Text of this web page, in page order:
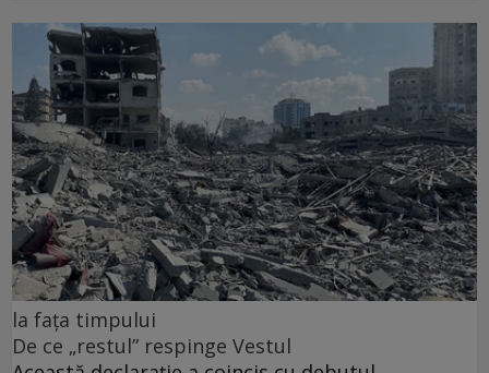
la fața timpului
De ce „restul” respinge Vestul